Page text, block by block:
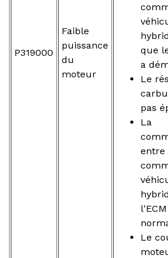
P319000
Faible
puissance
du
moteur
que
a
Le
pas
La
entre
Le